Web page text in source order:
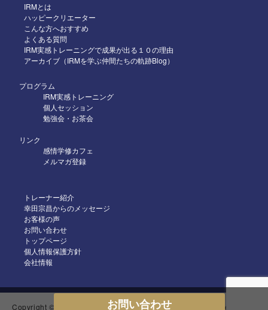
2025年5月
2025年4月
2025年3月
2025年1月
2024年12月
2024年10月
2024年8月
2024年7月
2024年6月
IRMとは
ハッピークリエーター
こんな方へおすすめ
よくある質問
IRM実感トレーニングで成果が出る１０の理由
アーカイブ（IRMを学ぶ仲間たちの軌跡Blog）
プログラム
IRM実感トレーニング
個人セッション
勉強会・お茶会
リンク
感情学修カフェ
メルマガ登録
トレーナー紹介
幸田宗昌からのメッセージ
お客様の声
お問い合わせ
トップページ
個人情報保護方針
会社情報
Copyright © 2018-2024 IRM感情科学プログラム All Rights Reserved.
お問い合わせ